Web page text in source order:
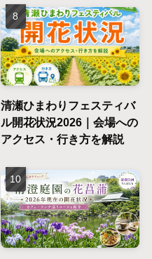
清瀬ひまわりフェスティバ
ル開花状況2026｜会場への
アクセス・行き方を解説